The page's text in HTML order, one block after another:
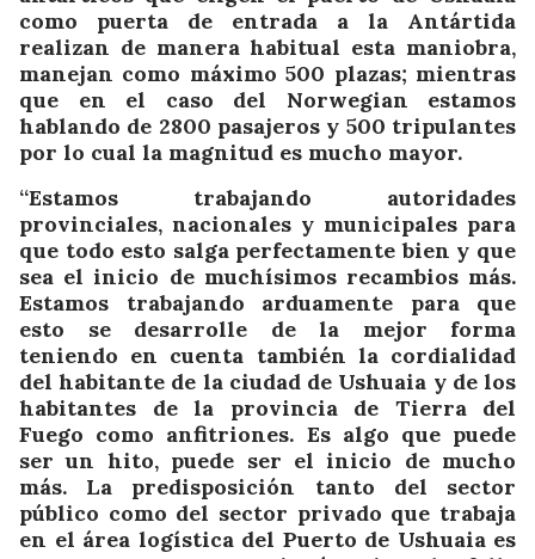
como puerta de entrada a la Antártida
realizan de manera habitual esta maniobra,
manejan como máximo 500 plazas; mientras
que en el caso del Norwegian estamos
hablando de 2800 pasajeros y 500 tripulantes
por lo cual la magnitud es mucho mayor.
“Estamos trabajando autoridades
provinciales, nacionales y municipales para
que todo esto salga perfectamente bien y que
sea el inicio de muchísimos recambios más.
Estamos trabajando arduamente para que
esto se desarrolle de la mejor forma
teniendo en cuenta también la cordialidad
del habitante de la ciudad de Ushuaia y de los
habitantes de la provincia de Tierra del
Fuego como anfitriones. Es algo que puede
ser un hito, puede ser el inicio de mucho
más. La predisposición tanto del sector
público como del sector privado que trabaja
en el área logística del Puerto de Ushuaia es